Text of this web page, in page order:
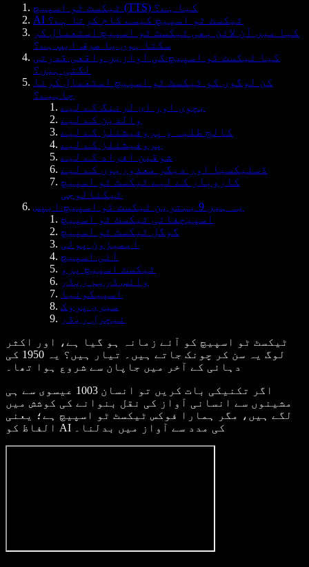
ٹیکسٹ ٹو اسپیچ (TTS) کیا ہے؟
AI ٹیکسٹ ٹو اسپیچ کیسے کام کرتا ہے؟
کیا میں آن لائن بھی ٹیکسٹ ٹو اسپیچ استعمال کر
سکتا ہوں یا صرف ایپ ہے؟
کیا ٹیکسٹ ٹو اسپیچ کی آوازیں واقعی قدرتی
لگتی ہیں؟
کن لوگوں کو ٹیکسٹ ٹو اسپیچ استعمال کرنا
چاہیے؟
بچوں اور ای لرننگ کے لیے
والدین کے لیے
کالج طلبہ و پروفیشنلز کے لیے
پروفیشنلز کے لیے
شوقین افراد کے لیے
ڈسلیکسیا اور دیگر معذوریوں کے لیے
کاروبار کے لیے ٹیکسٹ ٹو اسپیچ
ٹیکنالوجی
یہ ہیں 9 بہترین ٹیکسٹ ٹو اسپیچ ایپس
اسپیچفائی ٹیکسٹ ٹو اسپیچ
گوگل ٹیکسٹ ٹو اسپیچ
ایمیزون پولی
آئی اسپیچ
ٹیکسٹ اسپیچ پرو
وائس ڈریم ریڈر
اسپیکونیا
سیری پروک
نیچرل ریڈر
ٹیکسٹ ٹو اسپیچ کو آئے زمانہ ہو گیا ہے، اور اکثر
لوگ یہ سن کر چونک جاتے ہیں۔ تیار ہیں؟ یہ 1950 کی
دہائی کے آخر میں جاپان سے شروع ہوا تھا۔
اگر تکنیکی بات کریں تو انسان 1003 عیسوی سے ہی
مشینوں سے انسانی آواز کی نقل بنوانے کی کوشش میں
لگے ہیں، مگر ہمارا فوکس ٹیکسٹ ٹو اسپیچ ہے؛ یعنی
الفاظ کو AI کی مدد سے آواز میں بدلنا۔